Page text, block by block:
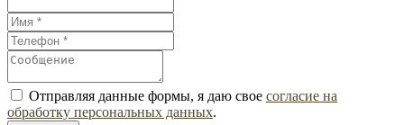
Отправляя данные формы, я даю свое согласие на
обработку персональных данных.